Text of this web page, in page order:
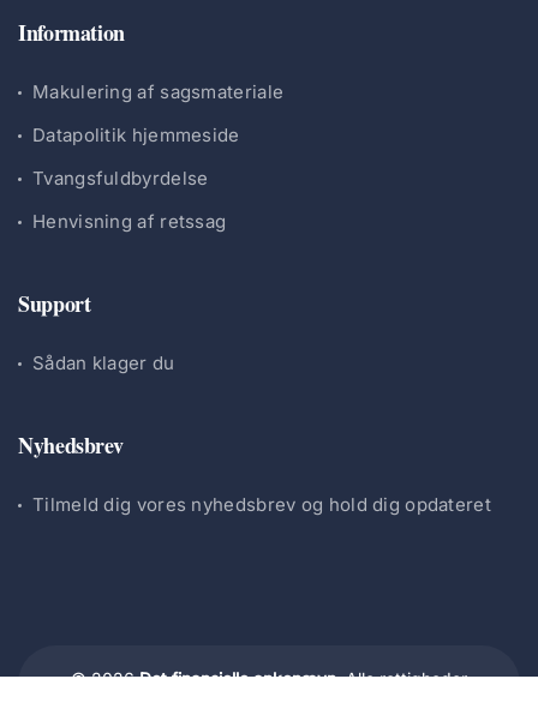
Information
Makulering af sagsmateriale
Datapolitik hjemmeside
Tvangsfuldbyrdelse
Henvisning af retssag
Support
Sådan klager du
Nyhedsbrev
Tilmeld dig vores nyhedsbrev og hold dig opdateret
© 2026Det finansielle ankenævn.Alle rettigheder